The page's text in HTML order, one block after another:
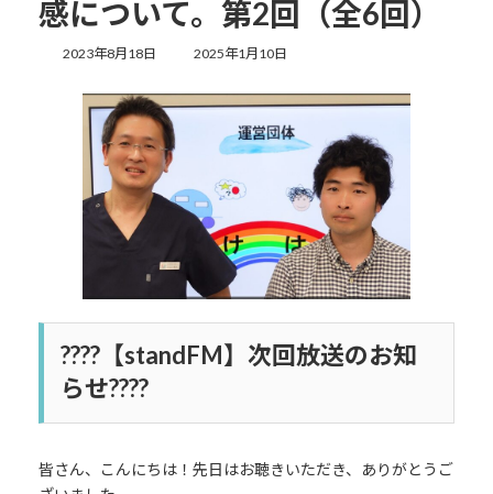
感について。第2回（全6回）
2023年8月18日
最
更
新
2025年1月10日
????️【standFM】次回放送のお知
らせ????️
皆さん、こんにちは！先日はお聴きいただき、ありがとうご